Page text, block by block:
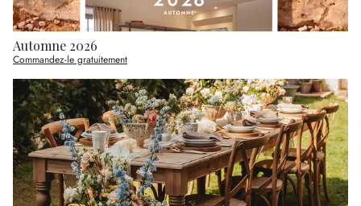
Automne 2026
Commandez-le gratuitement